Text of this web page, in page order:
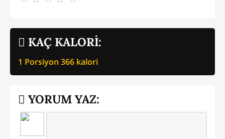
KAÇ KALORİ:
1 Porsiyon 366 kalori
YORUM YAZ: